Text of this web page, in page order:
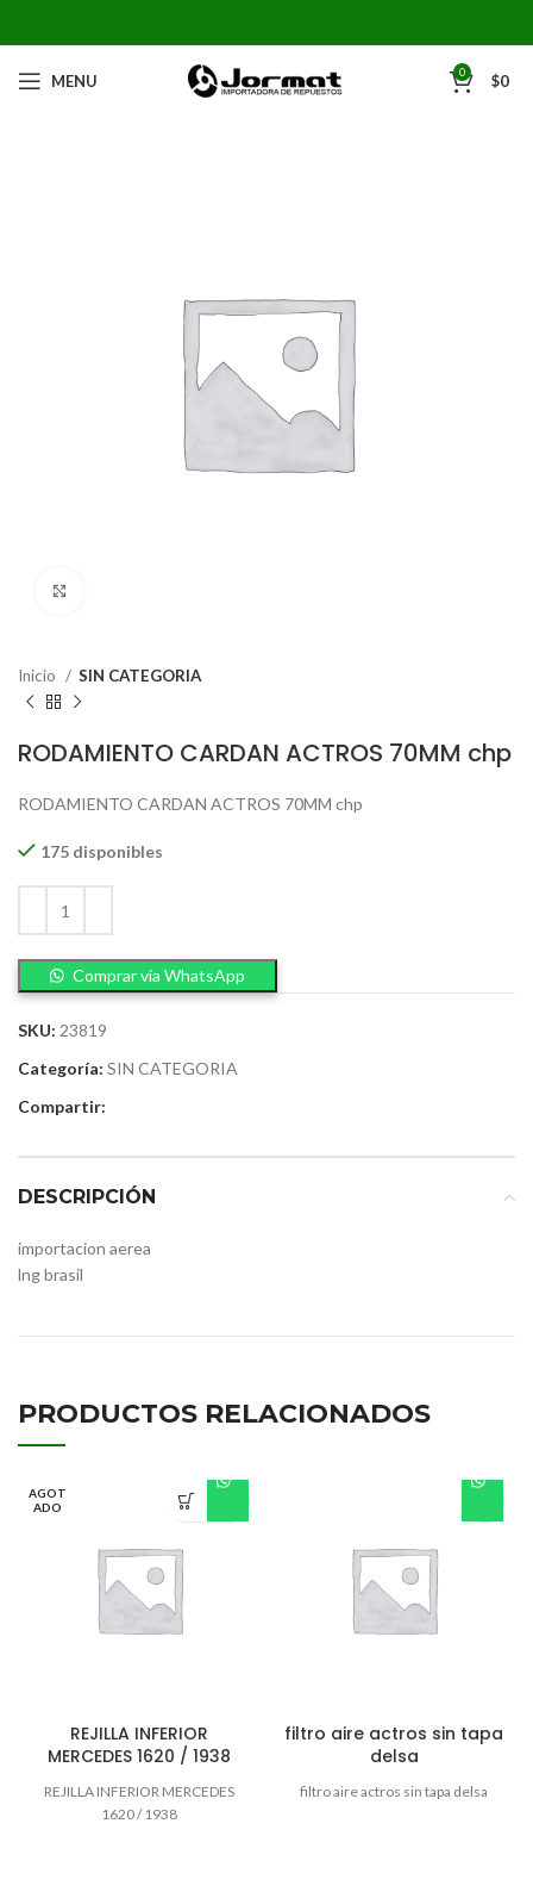
MENU 0 $0
Inicio SIN CATEGORIA
RODAMIENTO CARDAN ACTROS 70MM chp
RODAMIENTO CARDAN ACTROS 70MM chp
175 disponibles
Comprar via WhatsApp
SKU: 23819
Categoría: SIN CATEGORIA
Compartir:
DESCRIPCIÓN
importacion aerea
lng brasil
PRODUCTOS RELACIONADOS
AGOT
ADO
REJILLA INFERIOR
MERCEDES 1620 / 1938
REJILLA INFERIOR MERCEDES
1620 / 1938
filtro aire actros sin tapa
delsa
filtro aire actros sin tapa delsa